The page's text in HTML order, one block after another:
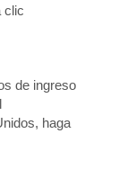
clic
de ingreso
haga